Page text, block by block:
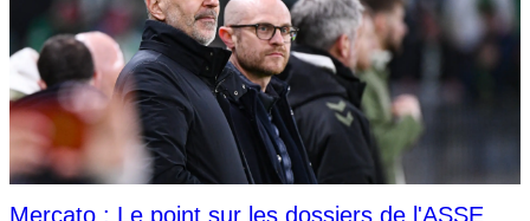
Mercato : Le point sur les dossiers de l'ASSE